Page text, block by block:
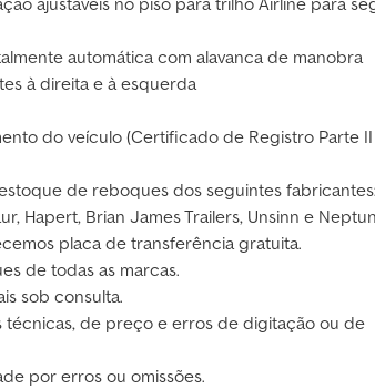
automática com alavanca de manobra
à direita e à esquerda
do veículo (Certificado de Registro Parte
de reboques dos seguintes
Hapert, Brian James Trailers, Unsinn e Neptun
placa de transferência gratuita.
de todas as marcas.
sob consulta.
técnicas, de preço e erros de digitação ou de
por erros ou omissões.